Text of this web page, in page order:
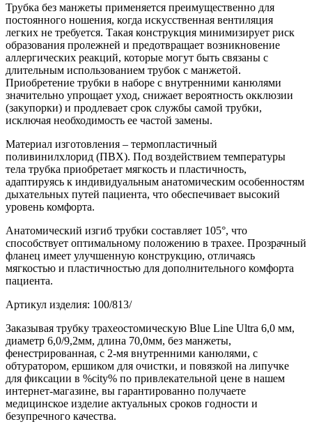
Трубка без манжеты применяется преимущественно для
постоянного ношения, когда искусственная вентиляция
легких не требуется. Такая конструкция минимизирует риск
образования пролежней и предотвращает возникновение
аллергических реакций, которые могут быть связаны с
длительным использованием трубок с манжетой.
Приобретение трубки в наборе с внутренними канюлями
значительно упрощает уход, снижает вероятность окклюзии
(закупорки) и продлевает срок службы самой трубки,
исключая необходимость ее частой замены.
Материал изготовления – термопластичный
поливинилхлорид (ПВХ). Под воздействием температуры
тела трубка приобретает мягкость и пластичность,
адаптируясь к индивидуальным анатомическим особенностям
дыхательных путей пациента, что обеспечивает высокий
уровень комфорта.
Анатомический изгиб трубки составляет 105°, что
способствует оптимальному положению в трахее. Прозрачный
фланец имеет улучшенную конструкцию, отличаясь
мягкостью и пластичностью для дополнительного комфорта
пациента.
Артикул изделия: 100/813/
Заказывая трубку трахеостомическую Blue Line Ultra 6,0 мм,
диаметр 6,0/9,2мм, длина 70,0мм, без манжеты,
фенестрированная, с 2-мя внутренними канюлями, с
обтуратором, ершиком для очистки, и повязкой на липучке
для фиксации в %city% по привлекательной цене в нашем
интернет-магазине, вы гарантированно получаете
медицинское изделие актуальных сроков годности и
безупречного качества.